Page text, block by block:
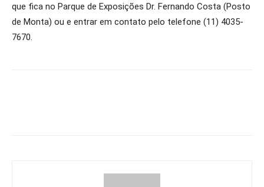
que fica no Parque de Exposições Dr. Fernando Costa (Posto
de Monta) ou e entrar em contato pelo telefone (11) 4035-
7670.